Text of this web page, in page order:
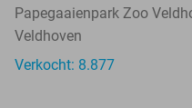
Papegaaienpark Zoo
Veldhoven
Verkocht: 8.877